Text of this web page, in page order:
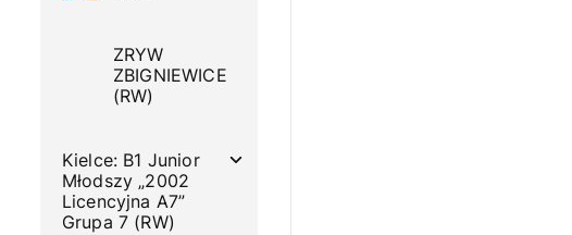
ZRYW
ZBIGNIEWICE
(RW)
Kielce: B1 Junior
Młodszy „2002
Licencyjna A7”
Grupa 7 (RW)